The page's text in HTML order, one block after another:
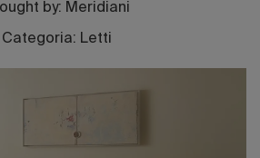
by: Meridiani
Categoria: Letti